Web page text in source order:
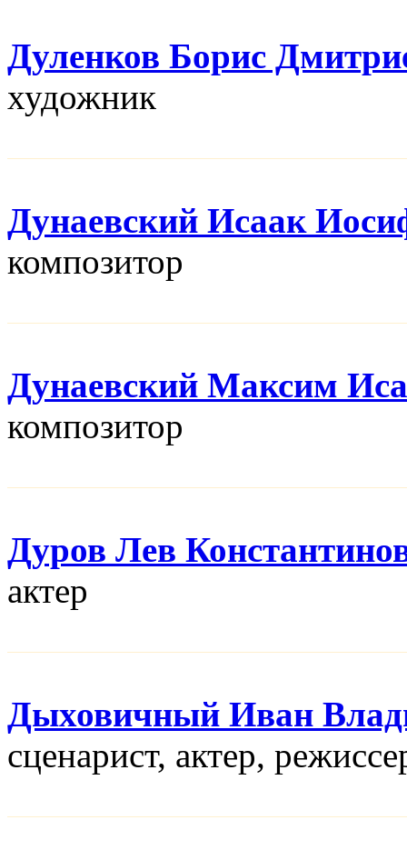
Дуленков Борис
художник
Дунаевский Исаак
композитор
Дунаевский Максим
композитор
Дуров Лев
актер
Дыховичный Иван
сценарист, актер,